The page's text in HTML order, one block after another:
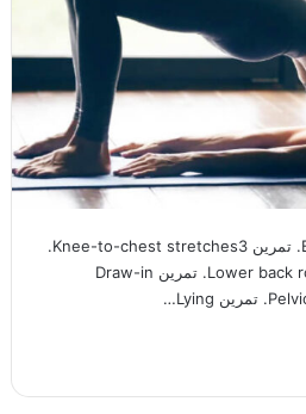
المحتويات 1. تمرين Bridges2. تمرين Knee-to-chest stretches3.
تمرين Lower back rotational stretches4. تمرين Draw-in